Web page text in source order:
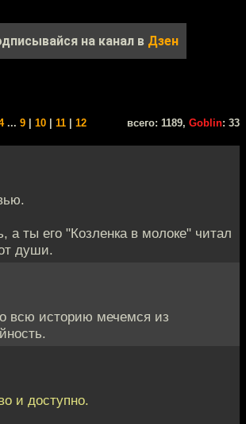
на канал в Дзен
... 9 10 11 12 всего: 1189, Goblin: 33
ты его "Козленка в молоке" читал
души.
всю историю мечемся из
и доступно.